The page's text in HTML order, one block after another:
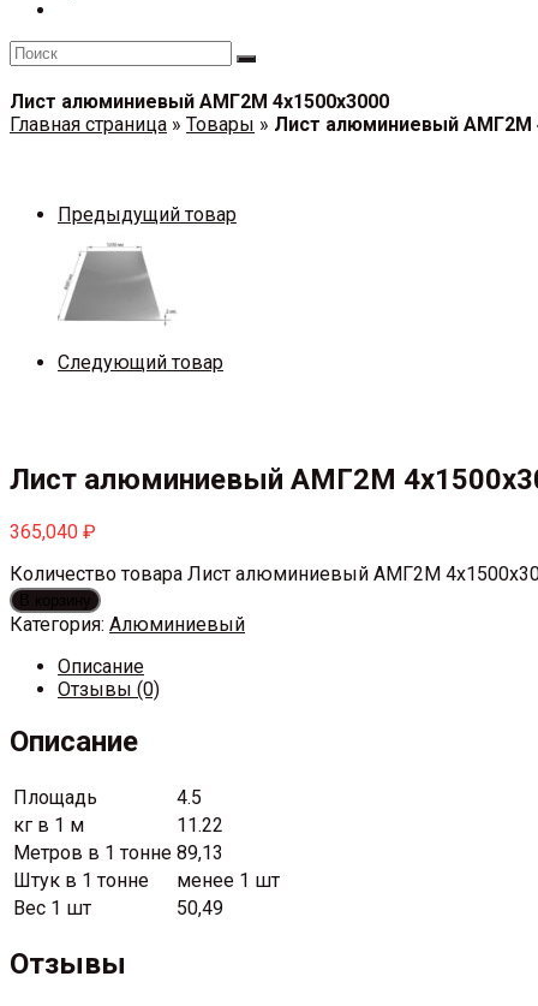
Лист алюминиевый АМГ2М 4х1500х3000
Главная страница » Товары » Лист алюминиевый АМГ2М
Предыдущий товар
Следующий товар
Лист алюминиевый АМГ2М
365,040 ₽
Количество товара Лист алюминиевый АМГ2М
В корзину
Категория: Алюминиевый
Описание
Отзывы (0)
Описание
Площадь
4.5
кг в 1 м
11.22
Метров в 1 тонне 89,13
Штук в 1 тонне
менее 1 шт
Вес 1 шт
50,49
Отзывы